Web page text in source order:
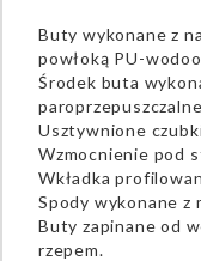
Buty wykonane z
powłoką PU-
Środek buta
Usztywnione
Wzmocnienie pod
Wkładka
Spody wykonane z
Buty zapinane od
rzepem.